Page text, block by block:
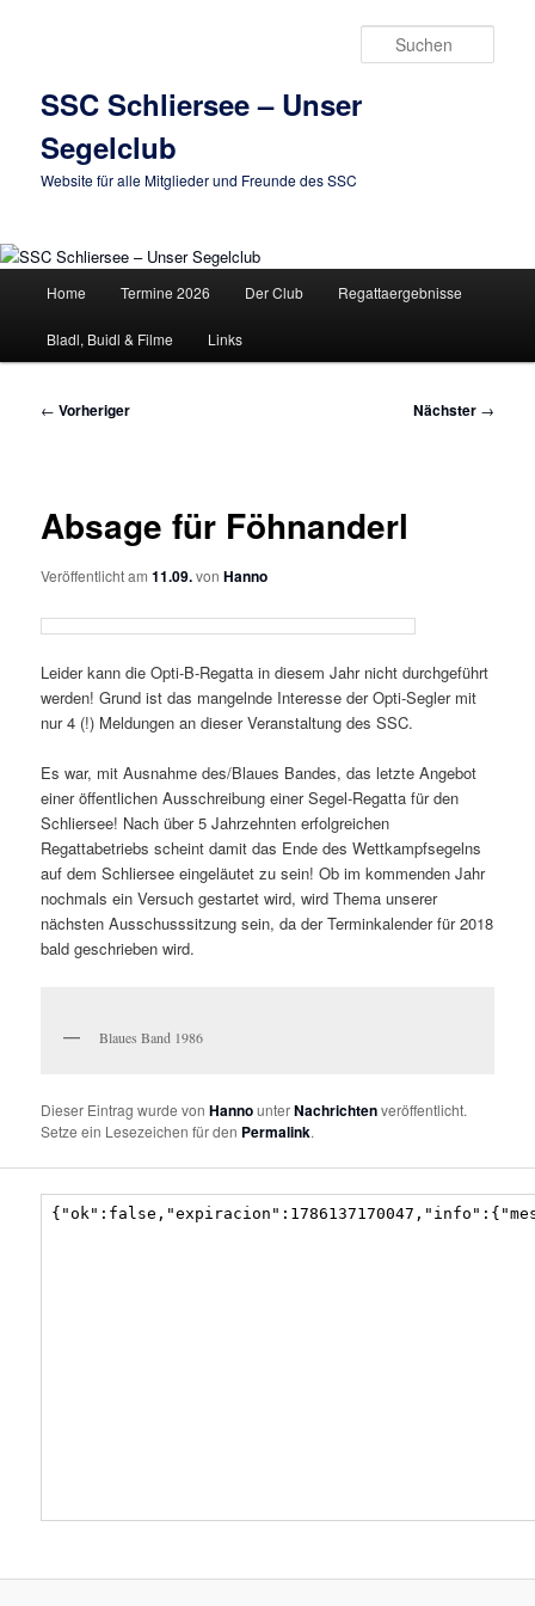
SSC Schliersee – Unser
Segelclub
Website für alle Mitglieder und Freunde des SSC
Home Termine 2026 Der Club Regattaergebnisse
Bladl, Buidl & Filme Links
Beitragsnavigation
← Vorheriger Nächster →
Absage für Föhnanderl
Veröffentlicht am11.09.vonHanno
Leider kann die Opti-B-Regatta in diesem Jahr nicht durchgeführt
werden! Grund ist das mangelnde Interesse der Opti-Segler mit
nur 4 (!) Meldungen an dieser Veranstaltung des SSC.
Es war, mit Ausnahme des/Blaues Bandes, das letzte Angebot
einer öffentlichen Ausschreibung einer Segel-Regatta für den
Schliersee! Nach über 5 Jahrzehnten erfolgreichen
Regattabetriebs scheint damit das Ende des Wettkampfsegelns
auf dem Schliersee eingeläutet zu sein! Ob im kommenden Jahr
nochmals ein Versuch gestartet wird, wird Thema unserer
nächsten Ausschusssitzung sein, da der Terminkalender für 2018
bald geschrieben wird.
Blaues Band 1986
Dieser Eintrag wurde vonHannounterNachrichtenveröffentlicht.
Setze ein Lesezeichen für den Permalink.